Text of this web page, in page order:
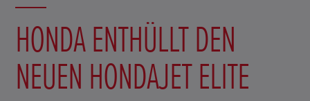
HONDA ENTHÜLLT DEN
NEUEN HONDAJET ELITE